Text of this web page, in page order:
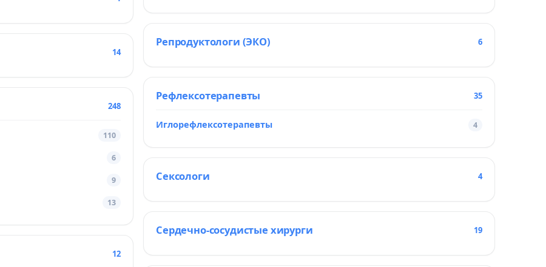
14
248
110
6
9
13
12
Репродуктологи (ЭКО) 6
Рефлексотерапевты 35
Иглорефлексотерапевты 4
Сексологи 4
Сердечно-сосудистые хирурги 19